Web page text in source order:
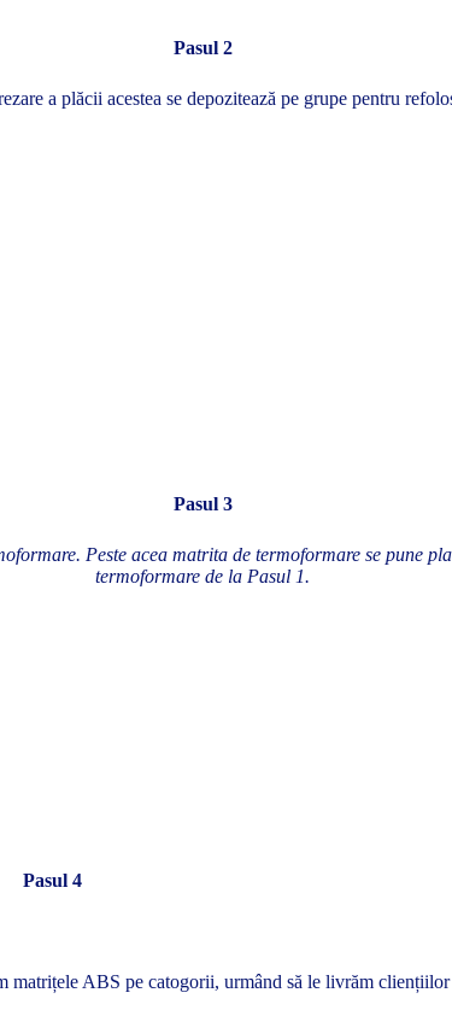
Pasul 2
a plăcii acestea se depozitează pe grupe pentru
Pasul 3
Peste acea matrita de termoformare se pune
termoformare de la Pasul 1.
Pasul 4
matrițele ABS pe catogorii, urmând să le livrăm cliențiilor